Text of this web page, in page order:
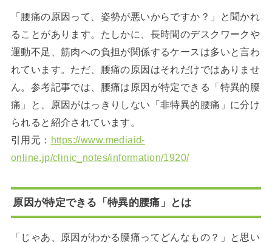
「腰痛の原因って、姿勢が悪いからですか？」と聞かれ
ることがあります。たしかに、長時間のデスクワークや
運動不足、筋肉への負担が関係するケースは多いと言わ
れています。ただ、腰痛の原因はそれだけではありませ
ん。参考記事では、腰痛は原因が特定できる「特異的腰
痛」と、原因がはっきりしない「非特異的腰痛」に分け
られると紹介されています。
引用元： https://www.mediaid-
online.jp/clinic_notes/information/1920/
原因が特定できる「特異的腰痛」とは
「じゃあ、原因がわかる腰痛ってどんなもの？」と思い